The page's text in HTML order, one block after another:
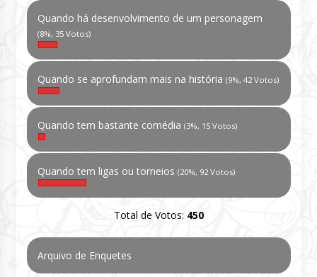
Quando há desenvolvimento de um personagem
(8%, 35 Votos)
Quando se aprofundam mais na história (9%, 42 Votos)
Quando tem bastante comédia (3%, 15 Votos)
Quando tem ligas ou torneios (20%, 92 Votos)
Total de Votos: 450
Arquivo de Enquetes